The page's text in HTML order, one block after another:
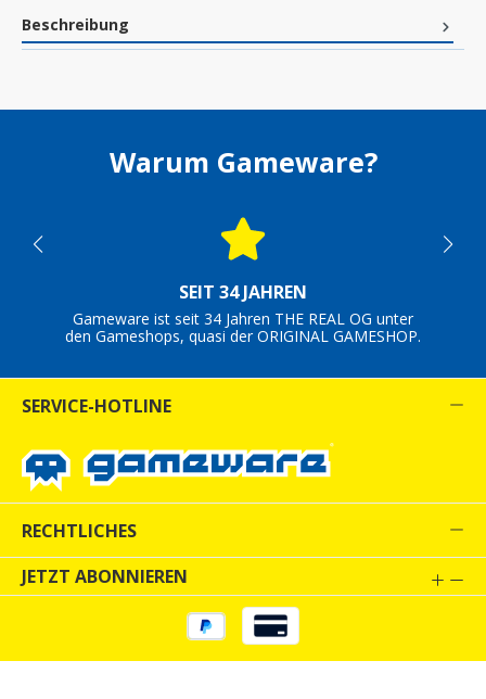
Beschreibung
Warum Gameware?
SEIT 34 JAHREN
Gameware ist seit 34 Jahren THE REAL OG unter
den Gameshops, quasi der ORIGINAL GAMESHOP.
SERVICE-HOTLINE
RECHTLICHES
JETZT ABONNIEREN